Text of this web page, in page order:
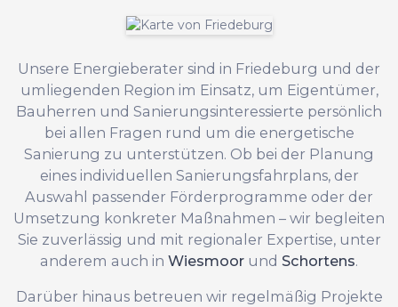
Unsere Energieberater sind in Friedeburg und der
umliegenden Region im Einsatz, um Eigentümer,
Bauherren und Sanierungsinteressierte persönlich
bei allen Fragen rund um die energetische
Sanierung zu unterstützen. Ob bei der Planung
eines individuellen Sanierungsfahrplans, der
Auswahl passender Förderprogramme oder der
Umsetzung konkreter Maßnahmen – wir begleiten
Sie zuverlässig und mit regionaler Expertise, unter
anderem auch in Wiesmoor und Schortens.
Darüber hinaus betreuen wir regelmäßig Projekte